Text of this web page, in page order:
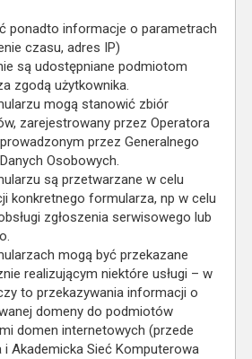
ponadto informacje o parametrach
czasu, adres IP)
są udostępniane podmiotom
zgodą użytkownika.
mogą stanowić zbiór
zarejestrowany przez Operatora
przez Generalnego
Osobowych.
są przetwarzane w celu
konkretnego formularza, np w celu
zgłoszenia serwisowego lub
mogą być przekazane
realizującym niektóre usługi – w
to przekazywania informacji o
domeny do podmiotów
domen internetowych (przede
Akademicka Sieć Komputerowa